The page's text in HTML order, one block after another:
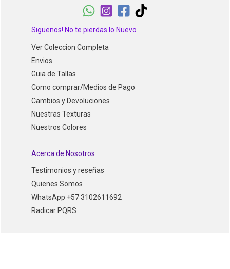
Siguenos! No te pierdas lo Nuevo
Ver Coleccion Completa
Envios
Guia de Tallas
Como comprar/Medios de Pago
Cambios y Devoluciones
Nuestras Texturas
Nuestros Colores
Acerca de Nosotros
Testimonios y reseñas
Quienes Somos
WhatsApp +57 3102611692
Radicar PQRS